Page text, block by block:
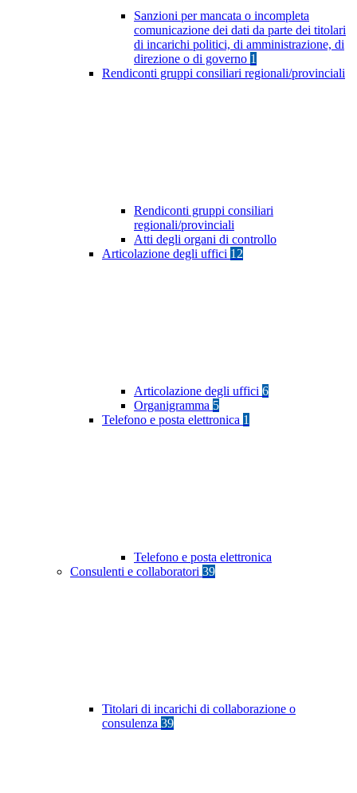
Sanzioni per mancata o incompleta
comunicazione dei dati da parte dei titolari
di incarichi politici, di amministrazione, di
direzione o di governo 1
Rendiconti gruppi consiliari regionali/provinciali
Rendiconti gruppi consiliari
regionali/provinciali
Atti degli organi di controllo
Articolazione degli uffici 12
Articolazione degli uffici 6
Organigramma 5
Telefono e posta elettronica 1
Telefono e posta elettronica
Consulenti e collaboratori 39
Titolari di incarichi di collaborazione o
consulenza 39